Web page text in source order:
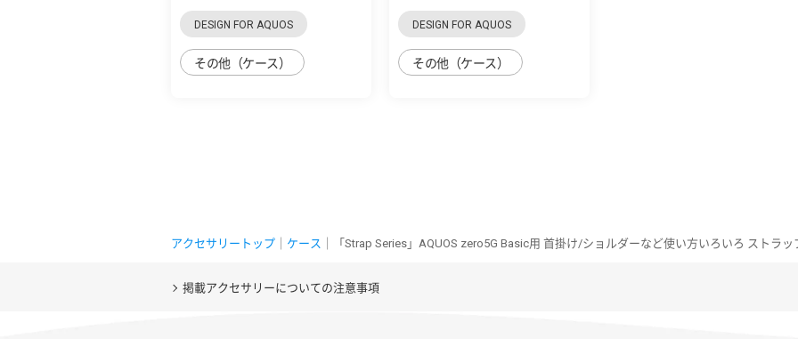
DESIGN FOR AQUOS
その他（ケース）
DESIGN FOR AQUOS
その他（ケース）
アクセサリートップ ケース ｜「Strap Series」AQUOS zero5G Basic用 首掛け/ショルダーなど使い方いろいろ ストラ
掲載アクセサリーについての注意事項